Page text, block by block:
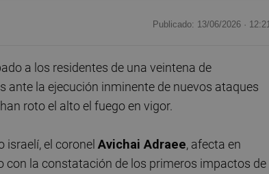
Publicado: 13/06/2026 · 12:21
a los residentes de una veintena de
ante la ejecución inminente de nuevos ataques
roto el alto el fuego en vigor.
israelí, el coronel Avichai Adraee, afecta en
la constatación de los primeros impactos de